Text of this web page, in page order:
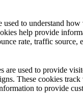
used to understand
help provide
rate, traffic source,
are used to provide
These cookies track
to provide